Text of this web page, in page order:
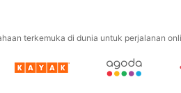
terkemuka di dunia untuk perjalanan